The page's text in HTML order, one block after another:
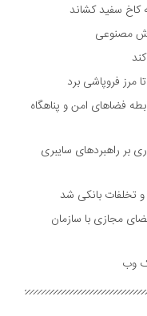
سفید کشاند
مصنوعی
فروپاشی برد
فضا‌های امن و پناهگاه
بر راهبرد‌های سایبری
تخلفات بانکی شد
مجازی با سازمان